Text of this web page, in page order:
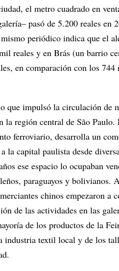
el metro cuadrado en
pasó de 5.200 reales en
periódico indica que el
reales y en Brás (un barrio
en comparación con los 744
que impulsó la circulación de
la región central de São
ferroviario, desarrolla un
la capital paulista desde
ese espacio lo ocupaban
paraguayos y bolivianos.
chinos empezaron a
de las actividades en las
de los productos de la
industria textil local y de los